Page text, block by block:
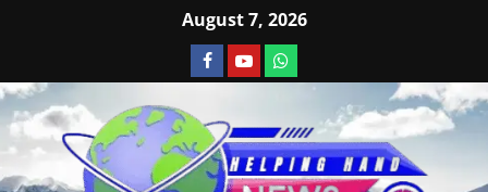
August 7, 2026